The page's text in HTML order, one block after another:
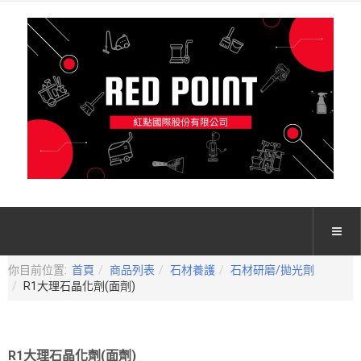
你目前位置: 首頁 商品列表 石材養護
石材研磨/拋光劑
R1大理石晶化劑(面劑)
R1大理石晶化劑(面劑)